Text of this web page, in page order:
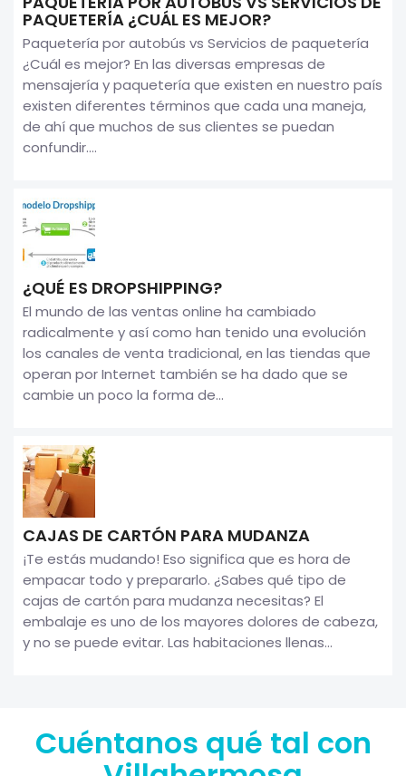
PAQUETERÍA ¿CUÁL ES MEJOR?
Paquetería por autobús vs Servicios de paquetería
¿Cuál es mejor? En las diversas empresas de
mensajería y paquetería que existen en nuestro país
existen diferentes términos que cada una maneja,
de ahí que muchos de sus clientes se puedan
confundir....
¿QUÉ ES DROPSHIPPING?
El mundo de las ventas online ha cambiado
radicalmente y así como han tenido una evolución
los canales de venta tradicional, en las tiendas que
operan por Internet también se ha dado que se
cambie un poco la forma de...
CAJAS DE CARTÓN PARA MUDANZA
¡Te estás mudando! Eso significa que es hora de
empacar todo y prepararlo. ¿Sabes qué tipo de
cajas de cartón para mudanza necesitas? El
embalaje es uno de los mayores dolores de cabeza,
y no se puede evitar. Las habitaciones llenas...
Cuéntanos qué tal con